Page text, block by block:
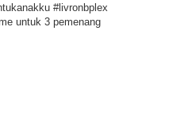
#livronbplex
untuk 3 pemenang